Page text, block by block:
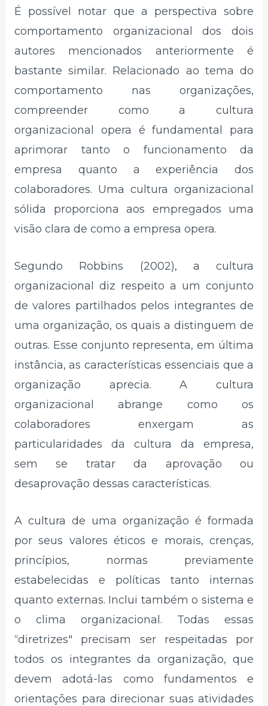
É possível notar que a perspectiva sobre
comportamento organizacional dos dois
autores mencionados anteriormente é
bastante similar. Relacionado ao tema do
comportamento nas organizações,
compreender como a cultura
organizacional opera é fundamental para
aprimorar tanto o funcionamento da
empresa quanto a experiência dos
colaboradores. Uma cultura organizacional
sólida proporciona aos empregados uma
visão clara de como a empresa opera.
Segundo Robbins (2002), a cultura
organizacional diz respeito a um conjunto
de valores partilhados pelos integrantes de
uma organização, os quais a distinguem de
outras. Esse conjunto representa, em última
instância, as características essenciais que a
organização aprecia. A cultura
organizacional abrange como os
colaboradores enxergam as
particularidades da cultura da empresa,
sem se tratar da aprovação ou
desaprovação dessas características.
A cultura de uma organização é formada
por seus valores éticos e morais, crenças,
princípios, normas previamente
estabelecidas e políticas tanto internas
quanto externas. Inclui também o sistema e
o clima organizacional. Todas essas
“diretrizes" precisam ser respeitadas por
todos os integrantes da organização, que
devem adotá-las como fundamentos e
orientações para direcionar suas atividades